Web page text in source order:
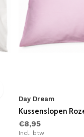
Day Dream
Kussenslopen
€8,95
Incl. btw